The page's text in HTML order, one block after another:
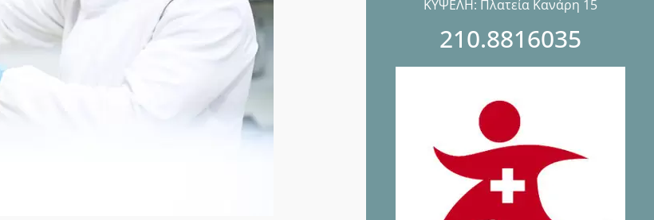
ΚΥΨΕΛΗ: Πλατεία Κανάρη 15
210.8816035